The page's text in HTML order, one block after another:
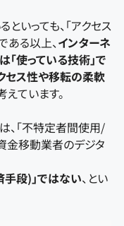
いっても、「アクセス
る以上、インターネ
使っている技術」で
セス性や移転の柔軟
えています。
、「不特定者間使用/
金移動業者のデジタ
段)」ではない、とい